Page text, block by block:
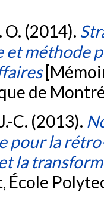
O. (2014).
et méthode
de
C. (2013).
pour la
la
École